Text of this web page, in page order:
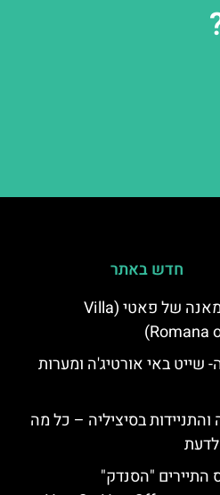
חדש באתר
וילה רומאנה של פאטי (Villa
Romana
שייט באי אורטיג'ה ומערות
והתניידות בסיציליה – כל מה
התיירים "הסנדק"